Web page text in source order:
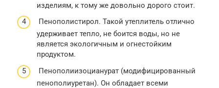
изделиям, к тому же довольно дорого стоит.
Пенополистирол. Такой утеплитель отлично
удерживает тепло, не боится воды, но не
является экологичным и огнестойким
продуктом.
Пенополиизоцианурат (модифицированный
пенополиуретан). Он обладает всеми